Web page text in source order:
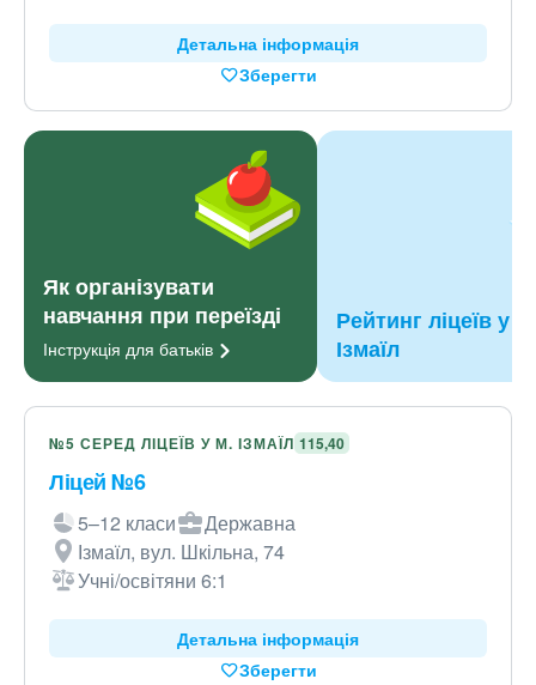
Детальна інформація
Зберегти
Як організувати
навчання при переїзді
Інструкція для батьків
Рейтинг ліцеїв у м.
Ізмаїл
№5 СЕРЕД ЛІЦЕЇВ У М. ІЗМАЇЛ 115,40
Ліцей №6
5–12 класи
Державна
Ізмаїл, вул. Шкільна, 74
Учні/освітяни 6:1
Детальна інформація
Зберегти